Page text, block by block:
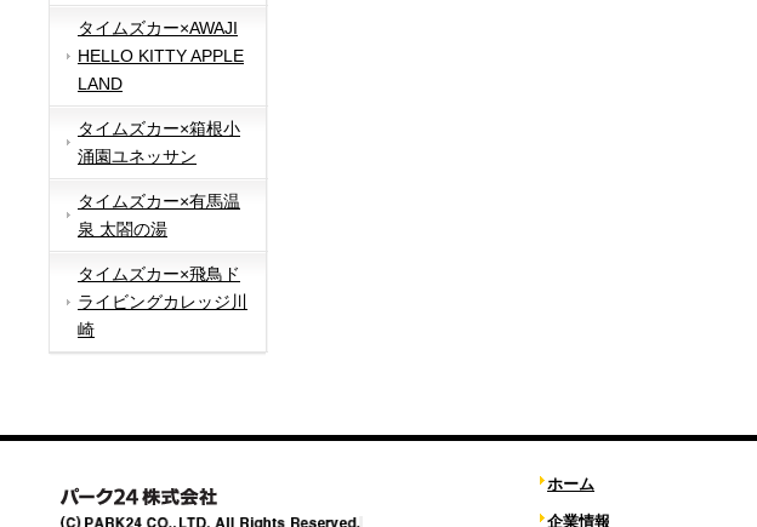
タイムズカー×AWAJI
HELLO KITTY APPLE
LAND
タイムズカー×箱根小
涌園ユネッサン
タイムズカー×有馬温
泉 太閤の湯
タイムズカー×飛鳥ド
ライビングカレッジ川
崎
ホーム
企業情報